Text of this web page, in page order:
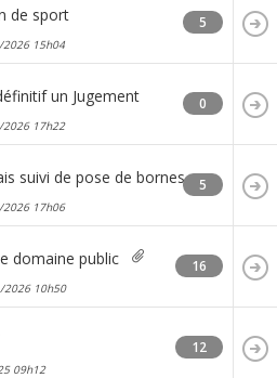
de sport
15h04
5
un Jugement
17h22
0
suivi de pose de bornes
17h06
5
domaine public
10h50
16
09h12
12